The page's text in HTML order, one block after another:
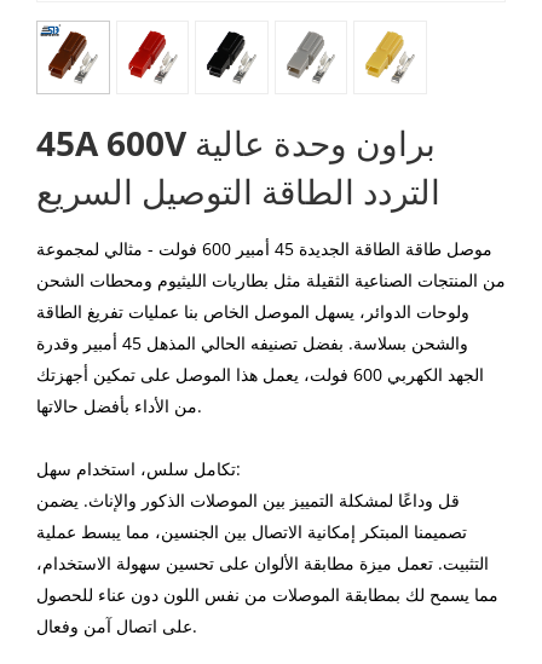
45A 600V براون وحدة عالية
التردد الطاقة التوصيل السريع
موصل طاقة الطاقة الجديدة 45 أمبير 600 فولت -
مثالي لمجموعة
من المنتجات الصناعية الثقيلة مثل بطاريات الليثيوم ومحطات الشحن
ولوحات الدوائر، يسهل الموصل الخاص بنا عمليات تفريغ الطاقة
والشحن بسلاسة. بفضل تصنيفه الحالي المذهل 45 أمبير وقدرة
الجهد الكهربي 600 فولت، يعمل هذا الموصل على تمكين أجهزتك
من الأداء بأفضل حالاتها.
تكامل سلس، استخدام سهل:
قل وداعًا لمشكلة التمييز بين الموصلات الذكور والإناث. يضمن
تصميمنا المبتكر إمكانية الاتصال بين الجنسين، مما يبسط عملية
التثبيت. تعمل ميزة مطابقة الألوان على تحسين سهولة الاستخدام،
مما يسمح لك بمطابقة الموصلات من نفس اللون دون عناء للحصول
على اتصال آمن وفعال.